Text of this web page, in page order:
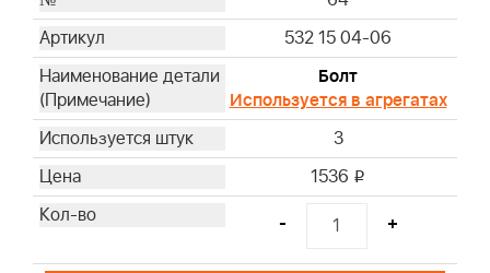
532 15 04-06
Болт
Используется в агрегатах
3
1536 i
- +